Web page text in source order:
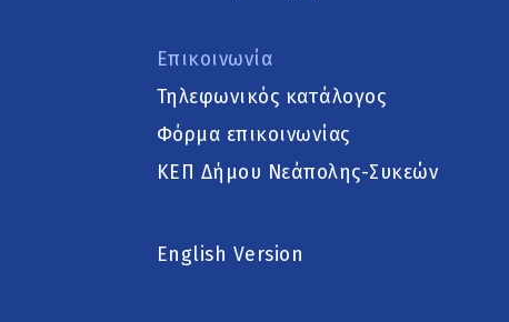
Επικοινωνία
Τηλεφωνικός κατάλογος
Φόρμα επικοινωνίας
ΚΕΠ Δήμου Νεάπολης-Συκεών
English Version